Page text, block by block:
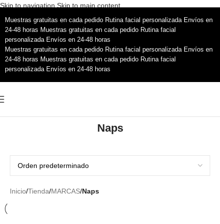
Skip to navigation Skip to main content
Muestras gratuitas en cada pedido Rutina facial personalizada Envíos en
24-48 horas Muestras gratuitas en cada pedido Rutina facial
personalizada Envíos en 24-48 horas
Muestras gratuitas en cada pedido Rutina facial personalizada Envíos en
24-48 horas Muestras gratuitas en cada pedido Rutina facial
personalizada Envíos en 24-48 horas
Naps
Inicio/Tienda/MARCAS/Naps